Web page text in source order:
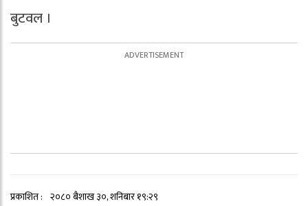
बुटवल ।
प्रकाशित : २०८० बैशाख ३०, शनिबार १९:२९